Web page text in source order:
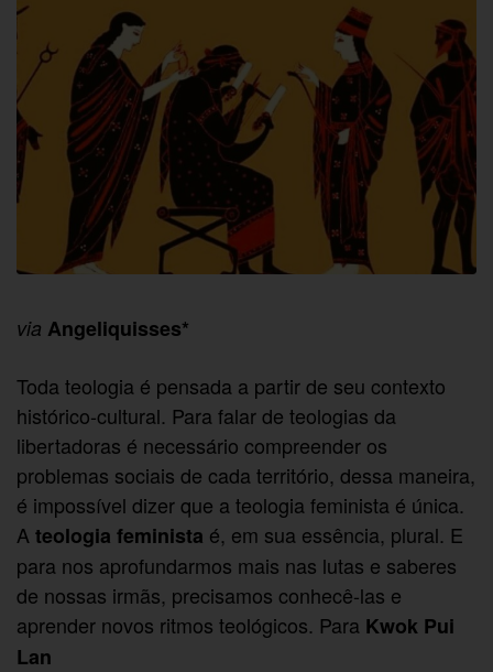
via Angeliquisses*
Toda teologia é pensada a partir de seu contexto
histórico-cultural. Para falar de teologias da
libertadoras é necessário compreender os
problemas sociais de cada território, dessa maneira,
é impossível dizer que a teologia feminista é única.
Ateologia feminista é, em sua essência, plural. E
para nos aprofundarmos mais nas lutas e saberes
de nossas irmãs, precisamos conhecê-las e
aprender novos ritmos teológicos. Para Kwok Pui
Lan